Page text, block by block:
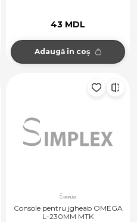
43 MDL
Adaugă în coș
Console pentru jgheab OMEGA
L-230MM MTK